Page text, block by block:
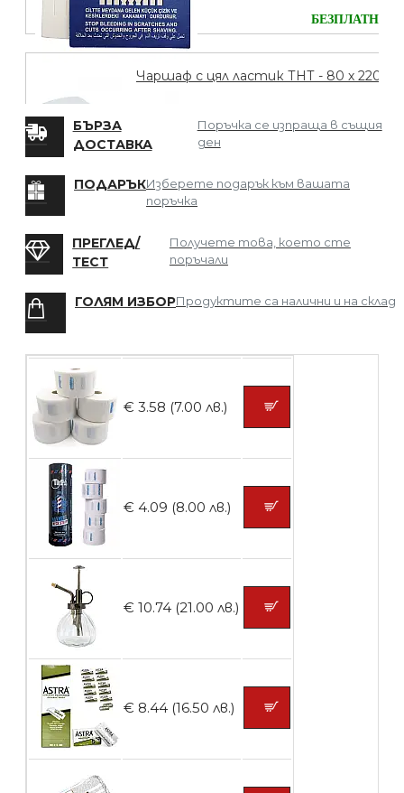
БЕЗПЛАТНО
Чаршаф с цял ластик ТНТ - 80 х 220
Четка за боядисване
броя
Контейнери за сваляне на гел лак 5
броя
БЪРЗА
ДОСТАВКА
Поръчка се изпраща в същия
ден
ПОДАРЪКИзберете подарък към вашата
поръчка
ПРЕГЛЕД/
ТЕСТ
Получете това, което сте
поръчали
ГОЛЯМ ИЗБОРПродуктите са налични и на склад
€ 3.58 (7.00 лв.)
€ 4.09 (8.00 лв.)
€ 10.74 (21.00 лв.)
€ 8.44 (16.50 лв.)